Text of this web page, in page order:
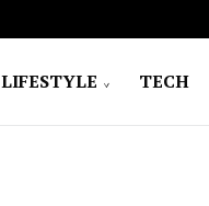
LIFESTYLE TECH